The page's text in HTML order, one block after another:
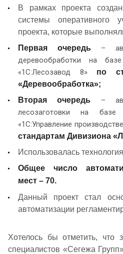
В рамках проекта
системы оперативного
проекта, которые
Первая очередь –
деревообработки на
«1С:Лесозавод 8» по
«Деревообработка»;
Вторая очередь –
лесозаготовки на базе
«1С:Управление
стандартам Дивизиона
Использовалась
Общее число
мест – 70.
Данный проект стал
автоматизации
Хотелось бы отметить, что
специалистов «Сегежа